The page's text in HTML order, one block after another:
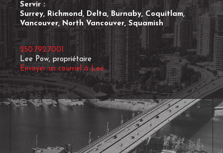
Servir :
Surrey, Richmond, Delta, Burnaby, Coquitlam,
Vancouver, North Vancouver, Squamish
250.792.7001
Lee Pow, propriétaire
Envoyer un courriel à Lee